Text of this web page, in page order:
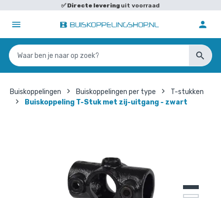
✅Directe levering uit voorraad
Buiskoppelingen Buiskoppelingen per type
T-stukken
Buiskoppeling T-Stuk met zij-uitgang - zwart